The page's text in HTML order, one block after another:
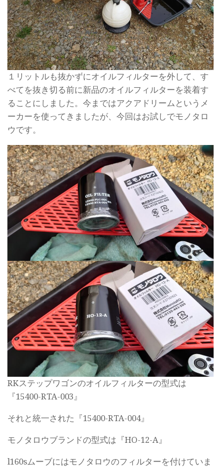
１リットルも抜かずにオイルフィルターを外して、す
べてを抜き切る前に新品のオイルフィルターを装着す
ることにしました。今まではアクアドリームというメ
ーカーを使ってきましたが、今回はお試しでモノタロ
ウです。
RKステップワゴンのオイルフィルターの型式は
『15400-RTA-003』
それと統一された『15400-RTA-004』
モノタロウブランドの型式は『HO-12-A』
l160sムーブにはモノタロウのフィルターを付けていま